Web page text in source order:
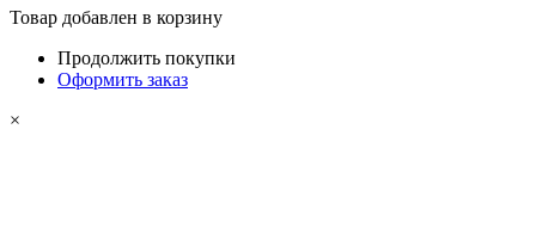
Товар добавлен в корзину
Продолжить покупки
Оформить заказ
×